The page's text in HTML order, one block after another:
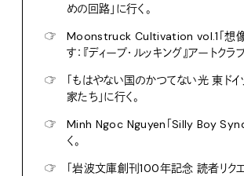
めの回路」に行く。
☞
Moonstruck Cultivation vol.1「想
す：『ディープ・ルッキング』アートクラ
☞
「もはやない国のかつてない光 東ド
家たち」に行く。
☞
Minh Ngoc Nguyen「Silly Boy
く。
☞
「岩波文庫創刊100年記念 読者リク